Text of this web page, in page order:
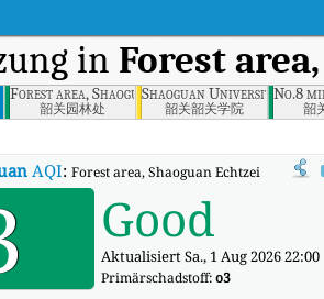
in Forest
Forest area, Shaoguan
韶关园林处
Shaoguan University,
韶关韶关学院
No.8
韶
AQI: Forest area, Shaoguan Echtzeit-
Good
Aktualisiert Sa., 1 Aug 2026 22:00
Primärschadstoff:o3